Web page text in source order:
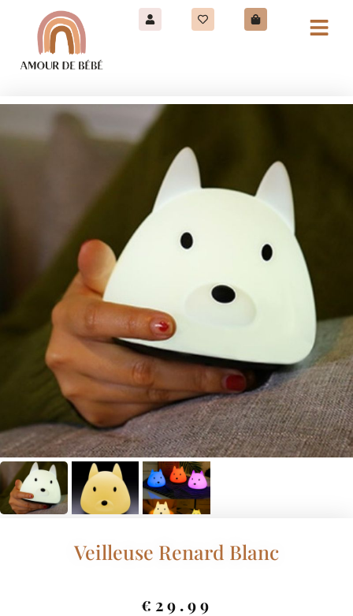
Veilleuse Renard Blanc
€ 29.99